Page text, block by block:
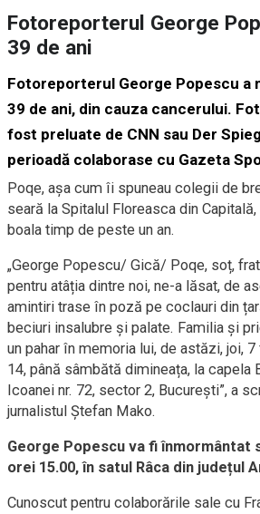
Fotoreporterul George
39 de ani
Fotoreporterul George Popescu a
39 de ani, din cauza cancerului.
fost preluate de CNN sau Der
perioadă colaborase cu Gazeta
Poqe, așa cum îi spuneau colegii de
seară la Spitalul Floreasca din
boala timp de peste un an.
„George Popescu/ Gică/ Poqe, soț,
pentru atâția dintre noi, ne-a lăsat, de
amintiri trase în poză pe coclauri din
beciuri insalubre și palate. Familia și
un pahar în memoria lui, de astăzi, joi,
14, până sâmbătă dimineața, la capela
Icoanei nr. 72, sector 2, București”, a
jurnalistul Ștefan Mako.
George Popescu va fi înmormântat
orei 15.00, în satul Râca din județul
Cunoscut pentru colaborările sale cu